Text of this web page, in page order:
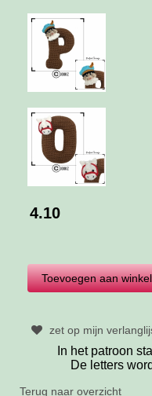
4.10
zet op mijn
In het patroon
De letters
Terug naar overzicht